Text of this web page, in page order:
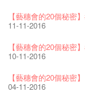
30-12-2024
28-12-2023
04-07-2023
06-08-2020
03-08-2020
22-07-2020
28-01-2020
24-01-2020
24-12-2019
15-04-2019
11-04-2019
09-04-2019
陶‧茗 台灣陶藝名家展
18-12-2018
WANTED!
04-09-2018
JAZZ AGE Party @
24-08-2018
格外地創 : 藝穗會的故
20-03-2018
格外地創 : 藝穗會的故
19-03-2018
Aftershow photo shoot
02-03-2018
🎃萬聖節 · 藝穗會 · 有
26-10-2017
WE ARE
19-10-2017
Fringe Venue for Hire
29-09-2017
Notice: *MICFR
23-07-2017
Photo credit: John
14-07-2017
Susie Youssef是一個
通過那些極具創造力
人的美好世界，你會
注意: 設於藝穗會之快
束營運
【藝穗會的聖誕禮"密"
全新會藉組合 - 更精彩
【藝穗會的20個秘密
11-11-2016
【藝穗會的20個秘密
10-11-2016
【藝穗會的20個秘密
04-11-2016